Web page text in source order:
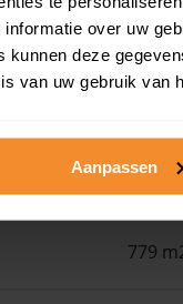
over uw
deze
van uw gebruik van
Aanpassen
255
205
779